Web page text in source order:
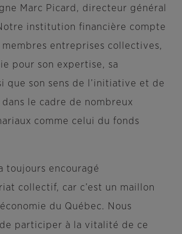
Marc Picard , directeur général
institution financière compte
entreprises collectives,
pour son expertise, sa
que son sens de l’initiative et de
dans le cadre de nombreux
comme celui du fonds
toujours encouragé
collectif, car c’est un maillon
du Québec. Nous
participer à la vitalité de ce